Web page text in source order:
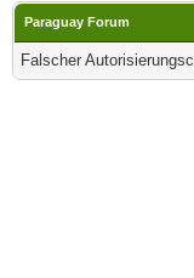
Paraguay Forum
Falscher